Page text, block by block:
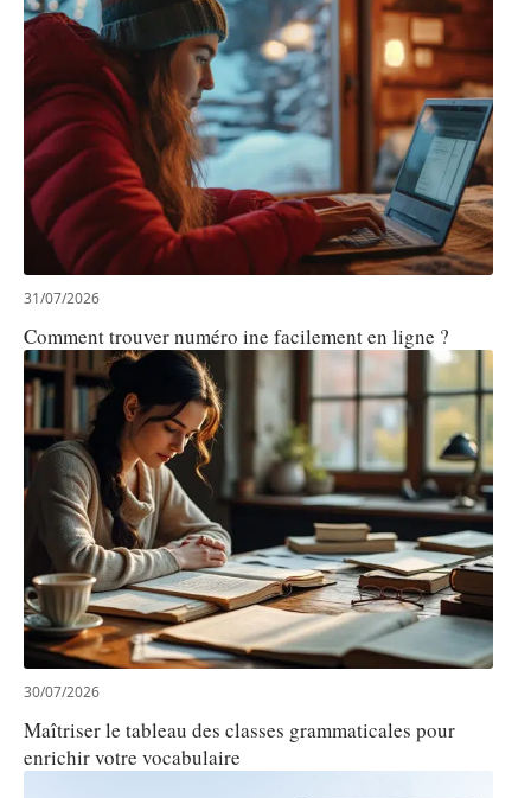
31/07/2026
Comment trouver numéro ine facilement en ligne ?
30/07/2026
Maîtriser le tableau des classes grammaticales pour
enrichir votre vocabulaire